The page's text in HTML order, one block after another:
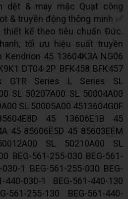
dệt & may mặc Quạt công
& truyền động thông minh ✅
thiết kế theo tiêu chuẩn Đức.
tối ưu hiệu suất truyền
45 13604K3A NG06
DT04-2P BFK458 BFK457
GTR Series L Series SL
SL 50207A00 SL 50004A00
SL 50005A00 4513604G0F
45 13606E1B 45
45 85606E5D 45 85603EEM
SL 50210A00 SL
BEG-561-255-030 BEG-561-
1 BEG-561-255-030 BEG-
440-030-1 BEG-561-440-130
561-255-130 BEG-561-440-